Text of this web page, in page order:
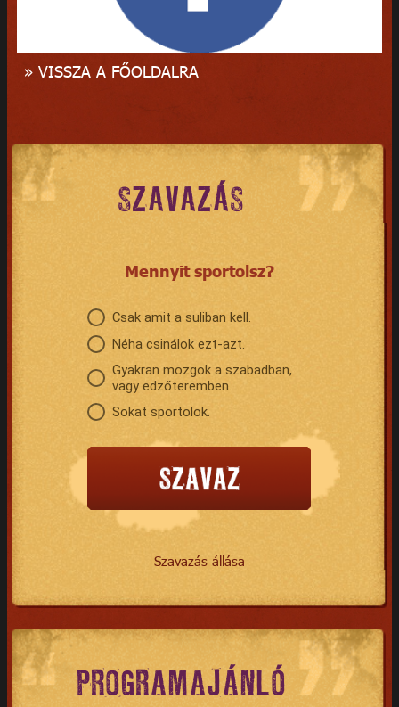
» VISSZA A FŐOLDALRA
SZAVAZÁS
Mennyit sportolsz?
Csak amit a suliban kell.
Néha csinálok ezt-azt.
Gyakran mozgok a szabadban,
vagy edzőteremben.
Sokat sportolok.
Szavazás állása
PROGRAMAJÁNLÓ